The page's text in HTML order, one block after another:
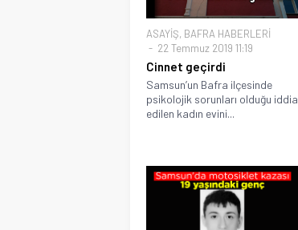
ASAYİŞ, BAFRA HABERLERİ
22 Temmuz 2019 11:19
Cinnet geçirdi
Samsun’un Bafra ilçesinde
psikolojik sorunları olduğu iddia
edilen kadın evini...